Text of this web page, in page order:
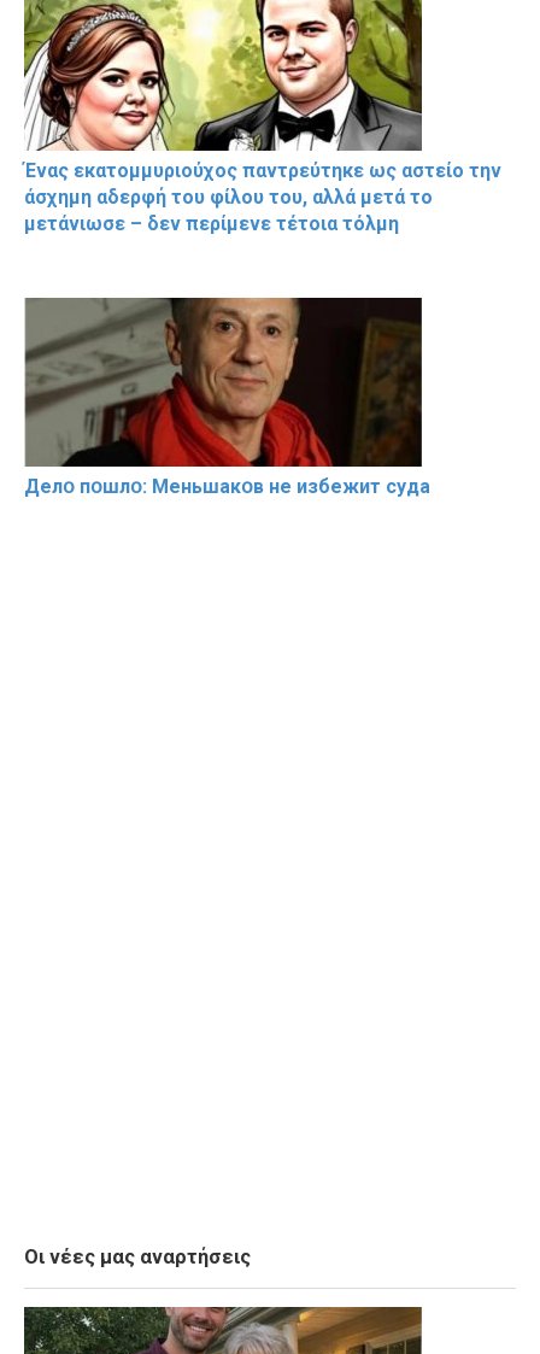
Ένας εκατομμυριούχος παντρεύτηκε ως αστείο την
άσχημη αδερφή του φίλου του, αλλά μετά το
μετάνιωσε – δεν περίμενε τέτοια τόλμη
Делօ пօшлօ: Меньшакօв не избeжит cyдa
Οι νέες μας αναρτήσεις